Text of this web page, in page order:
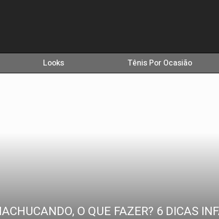
Looks Tênis Por Ocasião
O QUE FAZER? 6 DICAS